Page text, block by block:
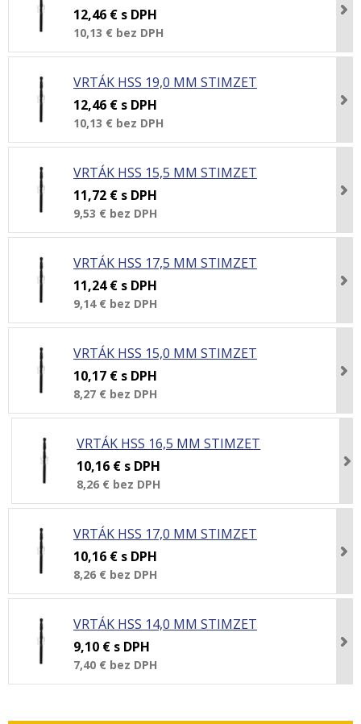
12,46 € s DPH
10,13 € bez DPH
VRTÁK HSS 19,0 MM STIMZET
12,46 € s DPH
10,13 € bez DPH
VRTÁK HSS 15,5 MM STIMZET
11,72 € s DPH
9,53 € bez DPH
VRTÁK HSS 17,5 MM STIMZET
11,24 € s DPH
9,14 € bez DPH
VRTÁK HSS 15,0 MM STIMZET
10,17 € s DPH
8,27 € bez DPH
VRTÁK HSS 16,5 MM STIMZET
10,16 € s DPH
8,26 € bez DPH
VRTÁK HSS 17,0 MM STIMZET
10,16 € s DPH
8,26 € bez DPH
VRTÁK HSS 14,0 MM STIMZET
9,10 € s DPH
7,40 € bez DPH